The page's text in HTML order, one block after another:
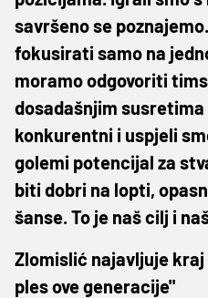
savršeno se
fokusirati samo na
moramo odgovoriti
dosadašnjim
konkurentni i uspjeli
golemi potencijal za
biti dobri na lopti,
šanse. To je naš cilj i
Zlomislić najavljuje kraj
ples ove generacije"